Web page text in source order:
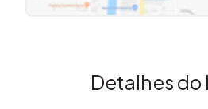
Detalhes do